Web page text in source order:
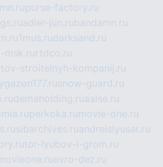
purse-factory.ru
adler-jun.rubandamn.ru
1mus.rudarksand.ru
msk.ru rtdco.ru
stroitelnyh-kompanij.ru
snow-guard.ru
demaholding.ruaalse.ru
perkoka.ru movie-one.ru
sibarchives.ruandreislyusar.ru
tor-lyubov-i-grom.ru
movieone.ruevro-dez.ru